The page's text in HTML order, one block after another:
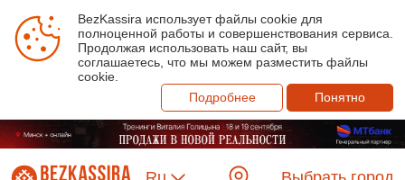
BezKassira использует файлы cookie для
полноценной работы и совершенствования сервиса.
Продолжая использовать наш сайт, вы
соглашаетесь, что мы можем разместить файлы
cookie.
Подробнее
Понятно